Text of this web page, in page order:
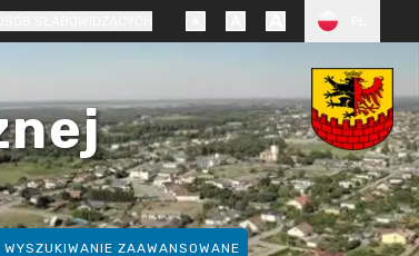
WYSZUKIWANIE ZAAWANSOWANE